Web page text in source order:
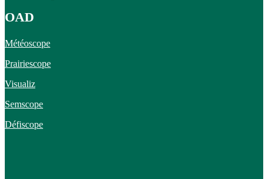
OAD
Météoscope
Prairiescope
Visualiz
Semscope
Défiscope